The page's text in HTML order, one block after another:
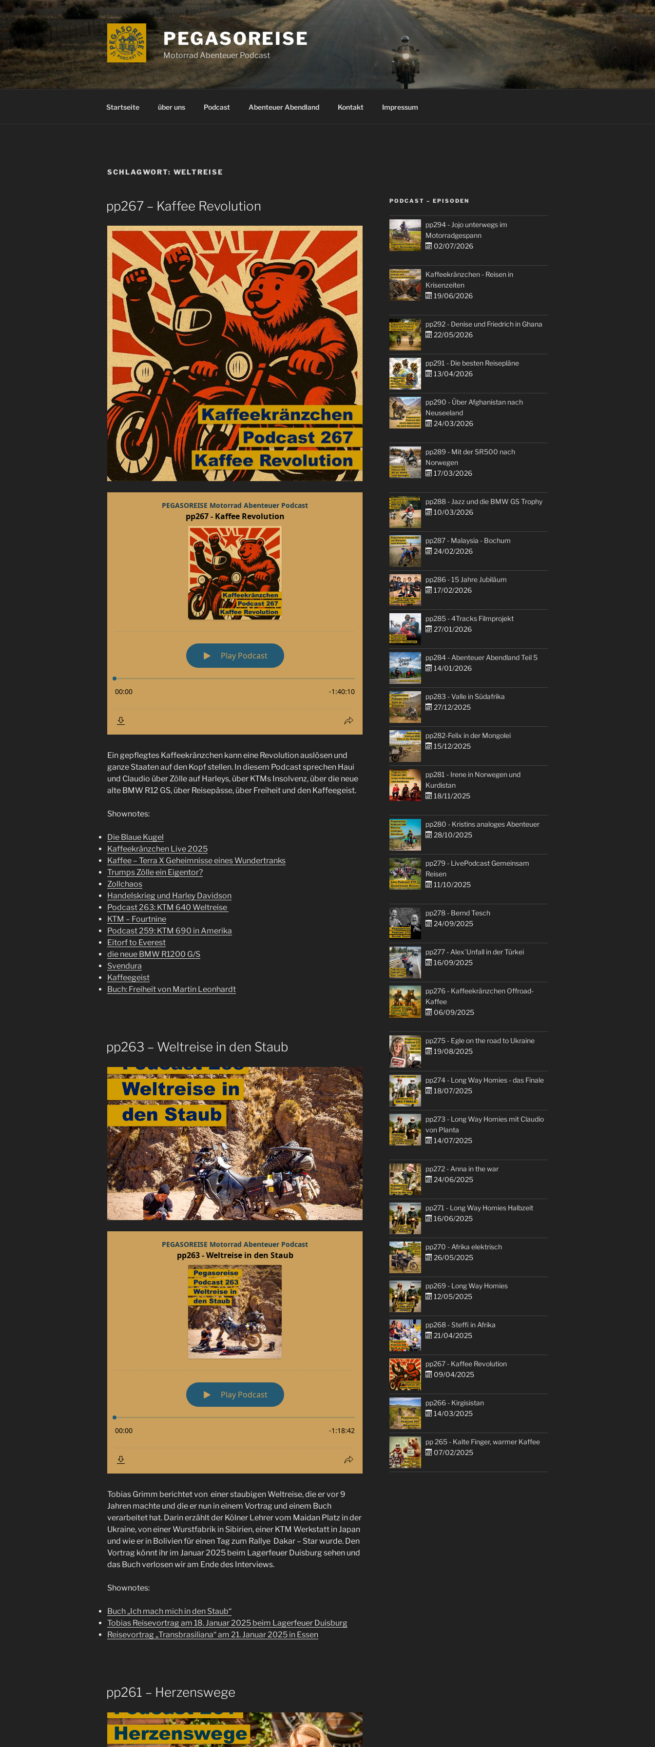
Zum
Inhalt
springen
PEGASOREISE
Motorrad Abenteuer Podcast
Startseite über uns Podcast Abenteuer Abendland Kontakt Impressum
SCHLAGWORT: WELTREISE
pp267 – Kaffee Revolution
Ein gepflegtes Kaffeekränzchen kann eine Revolution auslösen und
ganze Staaten auf den Kopf stellen. In diesem Podcast sprechen Haui
und Claudio über Zölle auf Harleys, über KTMs Insolvenz, über die neue
alte BMW R12 GS, über Reisepässe, über Freiheit und den Kaffeegeist.
Shownotes:
Die Blaue Kugel
Kaffeekränzchen Live 2025
Kaffee – Terra X Geheimnisse eines Wundertranks
Trumps Zölle ein Eigentor?
Zollchaos
Handelskrieg und Harley Davidson
Podcast 263: KTM 640 Weltreise
KTM – Fourtnine
Podcast 259: KTM 690 in Amerika
Eitorf to Everest
die neue BMW R1200 G/S
Svendura
Kaffeegeist
Buch: Freiheit von Martin Leonhardt
pp263 – Weltreise in den Staub
Tobias Grimm berichtet von einer staubigen Weltreise, die er vor 9
Jahren machte und die er nun in einem Vortrag und einem Buch
verarbeitet hat. Darin erzählt der Kölner Lehrer vom Maidan Platz in der
Ukraine, von einer Wurstfabrik in Sibirien, einer KTM Werkstatt in Japan
und wie er in Bolivien für einen Tag zum Rallye Dakar – Star wurde. Den
Vortrag könnt ihr im Januar 2025 beim Lagerfeuer Duisburg sehen und
das Buch verlosen wir am Ende des Interviews.
Shownotes:
Buch „Ich mach mich in den Staub“
Tobias Reisevortrag am 18. Januar 2025 beim Lagerfeuer Duisburg
Reisevortrag „Transbrasiliana“ am 21. Januar 2025 in Essen
pp261 – Herzenswege
PODCAST – EPISODEN
pp294 - Jojo unterwegs im
Motorradgespann
02/07/2026
Kaffeekränzchen - Reisen in
Krisenzeiten
19/06/2026
pp292 - Denise und Friedrich in Ghana
22/05/2026
pp291 - Die besten Reisepläne
13/04/2026
pp290 - Über Afghanistan nach
Neuseeland
24/03/2026
pp289 - Mit der SR500 nach
Norwegen
17/03/2026
pp288 - Jazz und die BMW GS Trophy
10/03/2026
pp287 - Malaysia - Bochum
24/02/2026
pp286 - 15 Jahre Jubiläum
17/02/2026
pp285 - 4Tracks Filmprojekt
27/01/2026
pp284 - Abenteuer Abendland Teil 5
14/01/2026
pp283 - Valle in Südafrika
27/12/2025
pp282-Felix in der Mongolei
15/12/2025
pp281 - Irene in Norwegen und
Kurdistan
18/11/2025
pp280 - Kristins analoges Abenteuer
28/10/2025
pp279 - LivePodcast Gemeinsam
Reisen
11/10/2025
pp278 - Bernd Tesch
24/09/2025
pp277 - Alex´Unfall in der Türkei
16/09/2025
pp276 - Kaffeekränzchen Offroad-
Kaffee
06/09/2025
pp275 - Egle on the road to Ukraine
19/08/2025
pp274 - Long Way Homies - das Finale
18/07/2025
pp273 - Long Way Homies mit Claudio
von Planta
14/07/2025
pp272 - Anna in the war
24/06/2025
pp271 - Long Way Homies Halbzeit
16/06/2025
pp270 - Afrika elektrisch
26/05/2025
pp269 - Long Way Homies
12/05/2025
pp268 - Steffi in Afrika
21/04/2025
pp267 - Kaffee Revolution
09/04/2025
pp266 - Kirgisistan
14/03/2025
pp 265 - Kalte Finger, warmer Kaffee
07/02/2025